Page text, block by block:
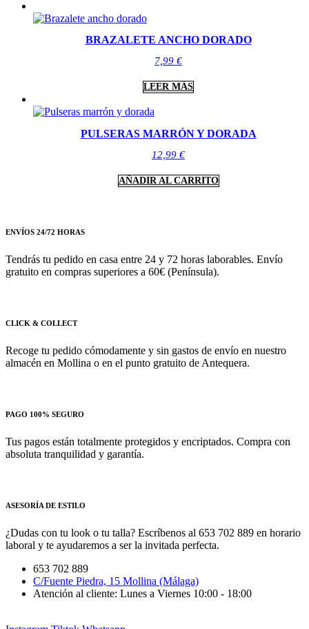
BRAZALETE ANCHO DORADO
7,99 €
LEER MÁS
PULSERAS MARRÓN Y DORADA
12,99 €
AÑADIR AL CARRITO
ENVÍOS 24/72 HORAS
Tendrás tu pedido en casa entre 24 y 72 horas laborables. Envío
gratuito en compras superiores a 60€ (Península).
CLICK & COLLECT
Recoge tu pedido cómodamente y sin gastos de envío en nuestro
almacén en Mollina o en el punto gratuito de Antequera.
PAGO 100% SEGURO
Tus pagos están totalmente protegidos y encriptados. Compra con
absoluta tranquilidad y garantía.
ASESORÍA DE ESTILO
¿Dudas con tu look o tu talla? Escríbenos al 653 702 889 en horario
laboral y te ayudaremos a ser la invitada perfecta.
653 702 889
C/Fuente Piedra, 15 Mollina (Málaga)
Atención al cliente: Lunes a Viernes 10:00 - 18:00